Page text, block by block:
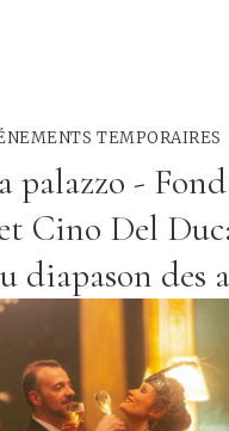
TEMPORAIRES
palazzo -
Cino Del
diapason des